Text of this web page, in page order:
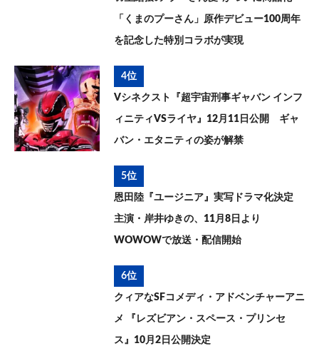
「くまのプーさん」原作デビュー100周年
を記念した特別コラボが実現
4位
Vシネクスト『超宇宙刑事ギャバン インフ
ィニティVSライヤ』12月11日公開 ギャ
バン・エタニティの姿が解禁
5位
恩田陸『ユージニア』実写ドラマ化決定
主演・岸井ゆきの、11月8日より
WOWOWで放送・配信開始
6位
クィアなSFコメディ・アドベンチャーアニ
メ 『レズビアン・スペース・プリンセ
ス』10月2日公開決定